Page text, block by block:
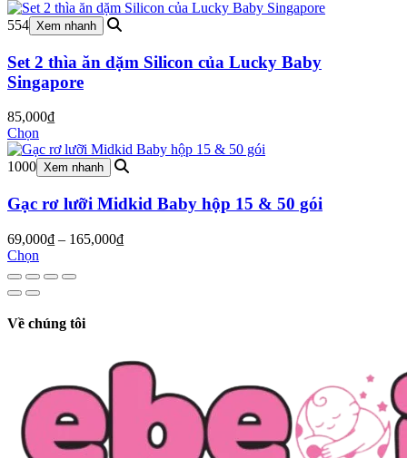
554 Xem nhanh
Set 2 thìa ăn dặm Silicon của Lucky Baby
Singapore
85,000₫
Chọn
1000 Xem nhanh
Gạc rơ lưỡi Midkid Baby hộp 15 & 50 gói
69,000₫ – 165,000₫Khoảng
Chọn
Về chúng tôi